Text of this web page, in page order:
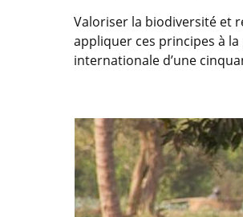
Valoriser la biodiversité et
appliquer ces principes à
internationale d’une